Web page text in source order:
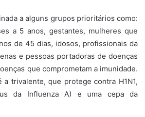
a alguns grupos prioritários como:
a 5 anos, gestantes, mulheres que
de 45 dias, idosos, profissionais da
e pessoas portadoras de doenças
que comprometam a imunidade.
a trivalente, que protege contra H1N1,
da Influenza A) e uma cepa da